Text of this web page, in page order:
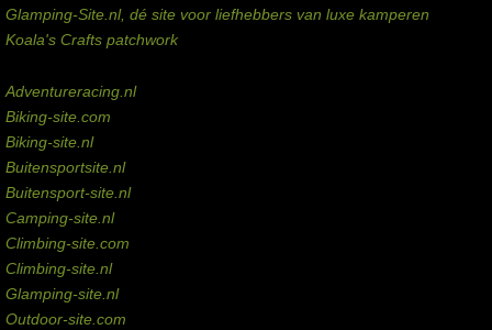
Glamping-Site.nl, dé site voor liefhebbers van luxe kamperen
Koala's Crafts patchwork
Adventureracing.nl
Biking-site.com
Biking-site.nl
Buitensportsite.nl
Buitensport-site.nl
Camping-site.nl
Climbing-site.com
Climbing-site.nl
Glamping-site.nl
Outdoor-site.com